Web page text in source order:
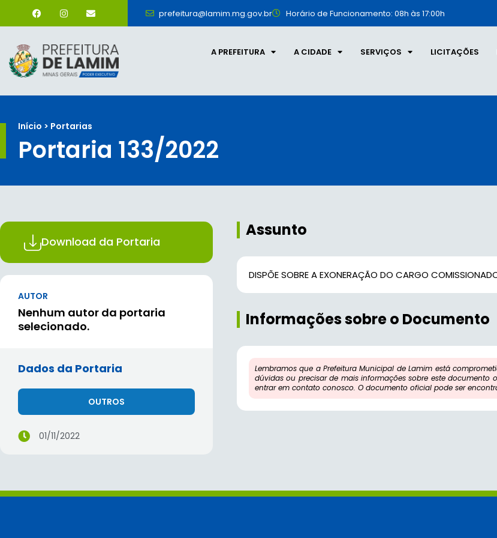
prefeitura@lamim.mg.gov.br Horário de Funcionamento: 08h às 17:00h
A PREFEITURA A CIDADE SERVIÇOS LICITAÇÕES
Início > Portarias
Portaria 133/2022
Download da Portaria
AUTOR
Nenhum autor da portaria
selecionado.
Dados da Portaria
OUTROS
01/11/2022
Assunto
DISPÕE SOBRE A EXONERAÇÃO DO CARGO
Informações sobre o Documento
Lembramos que a Prefeitura Municipal de Lamim está
dúvidas ou precisar de mais informações sobre este
entrar em contato conosco. O documento oficial pode ser